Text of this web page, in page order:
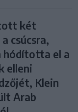
két
csúcsra,
hódította el a
elleni
Klein
Arab